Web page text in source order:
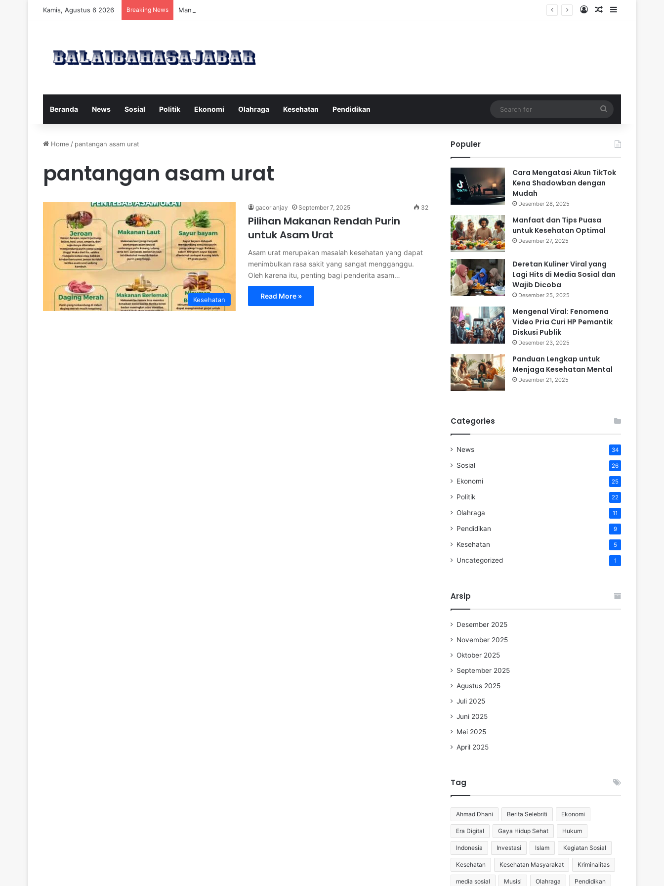
Kamis, Agustus 6 2026 Breaking News Manfaat dan Tips Puasa untuk Kesehatan Optimal Log InRandom Article
Sidebar
Beranda News Sosial Politik Ekonomi Olahraga Kesehatan Pendidikan
for
Home / pantangan asam urat
pantangan asam urat
Kesehatan
gacor anjay September 7, 2025 32
Pilihan Makanan Rendah Purin
untuk Asam Urat
Asam urat merupakan masalah kesehatan yang dapat
menimbulkan rasa sakit yang sangat mengganggu.
Oleh karena itu, penting bagi penderita asam…
Read More »
Populer
Cara Mengatasi Akun TikTok
Kena Shadowban dengan
Mudah
Desember 28, 2025
Manfaat dan Tips Puasa
untuk Kesehatan Optimal
Desember 27, 2025
Deretan Kuliner Viral yang
Lagi Hits di Media Sosial dan
Wajib Dicoba
Desember 25, 2025
Mengenal Viral: Fenomena
Video Pria Curi HP Pemantik
Diskusi Publik
Desember 23, 2025
Panduan Lengkap untuk
Menjaga Kesehatan Mental
Desember 21, 2025
Categories
News 34
Sosial 26
Ekonomi 25
Politik 22
Olahraga 11
Pendidikan 9
Kesehatan 5
Uncategorized 1
Arsip
Desember 2025
November 2025
Oktober 2025
September 2025
Agustus 2025
Juli 2025
Juni 2025
Mei 2025
April 2025
Tag
Ahmad Dhani Berita Selebriti Ekonomi
Era Digital Gaya Hidup Sehat Hukum
Indonesia Investasi Islam Kegiatan Sosial
Kesehatan Kesehatan Masyarakat Kriminalitas
media sosial Musisi Olahraga Pendidikan